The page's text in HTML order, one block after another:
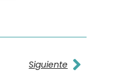
Siguiente